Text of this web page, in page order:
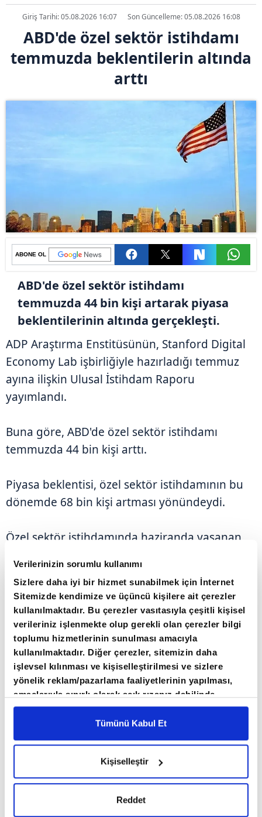
Verilerinizin sorumlu kullanımı
Sizlere daha iyi bir hizmet sunabilmek için İnternet
Sitemizde kendimize ve üçüncü kişilere ait çerezler
kullanılmaktadır. Bu çerezler vasıtasıyla çeşitli kişisel
verileriniz işlenmekte olup gerekli olan çerezler bilgi
toplumu hizmetlerinin sunulması amacıyla
kullanılmaktadır. Diğer çerezler, sitemizin daha
işlevsel kılınması ve kişiselleştirilmesi ve sizlere
yönelik reklam/pazarlama faaliyetlerinin yapılması,
amaçlarıyla sınırlı olarak açık rızanız dahilinde
kullanılacaktır. Çerezlere ilişkin tercihlerinizi çerez
paneli vasıtasıyla belirleyebilirsiniz. Çerezlere ilişkin
detaylı bilgi için Ayarlar butonuna tıklayabilir,
6698 sayılı Kişisel Verilerin Korunması Kanunu
uyarınca hazırlanmış olan İnternet Sitesi Aydınlatma
gerçekleştirilen veri işleme faaliyetleri ile ilgili daha
Tümünü Kabul Et
Kişiselleştir
Reddet
Giriş Tarihi: 05.08.2026 16:07 Son Güncelleme: 05.08.2026 16:08
ABD'de özel sektör istihdamı
temmuzda beklentilerin altında
arttı
ABONE OL
ABD'de özel sektör istihdamı
temmuzda 44 bin kişi artarak piyasa
beklentilerinin altında gerçekleşti.
ADP Araştırma Enstitüsünün, Stanford Digital
Economy Lab işbirliğiyle hazırladığı temmuz
ayına ilişkin Ulusal İstihdam Raporu
yayımlandı.
Buna göre, ABD'de özel sektör istihdamı
temmuzda 44 bin kişi arttı.
Piyasa beklentisi, özel sektör istihdamının bu
dönemde 68 bin kişi artması yönündeydi.
Özel sektör istihdamında haziranda yaşanan
edildi.
Söz konusu dönemde istihdam hizmet
sektöründe 47 bin kişi artarken, üretim
sektöründe istihdam 3 bin kişi azaldı.
ABD'de 26 milyondan fazla özel sektör
çalışanının bordro bilgileri kullanılarak
hesaplanan ADP verilerine göre, yıllık ücret
artışı temmuzda işinde kalan çalışanlar için
yüzde 4,4 olurken, iş değiştiren çalışanlar için
yüzde 7 olarak kaydedildi.
ADP Araştırma Enstitüsü Başekonomisti Nela